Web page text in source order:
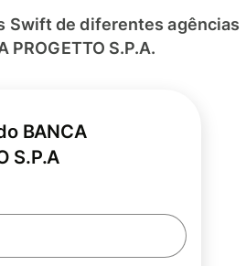
Swift de diferentes agências
PROGETTO S.P.A.
BANCA
S.P.A